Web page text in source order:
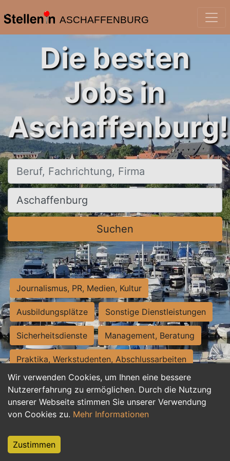
ASCHAFFENBURG
Wir verwenden Cookies, um Ihnen eine bessere
Nutzererfahrung zu ermöglichen. Durch die Nutzung
unserer Webseite stimmen Sie unserer Verwendung
von Cookies zu. Mehr Informationen
Zustimmen
Die besten
Jobs in
Aschaffenburg!
Beruf, Fachrichtung, Firma
Ort, Stadt
Suchen
Journalismus, PR, Medien, Kultur
Ausbildungsplätze Sonstige Dienstleistungen
Sicherheitsdienste Management, Beratung
Praktika, Werkstudenten, Abschlussarbeiten
Personalwesen Assistenz, Sekretariat
Hilfskräfte, Aushilfs- und Nebenjobs
Weiterbildung, Studium, duale Ausbildung